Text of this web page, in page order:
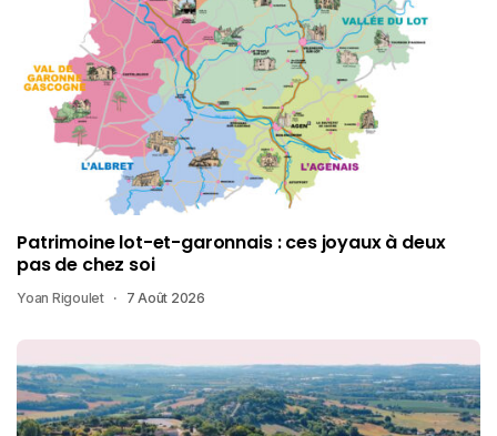
Patrimoine lot-et-garonnais : ces joyaux à deux
pas de chez soi
Yoan Rigoulet 7 Août 2026